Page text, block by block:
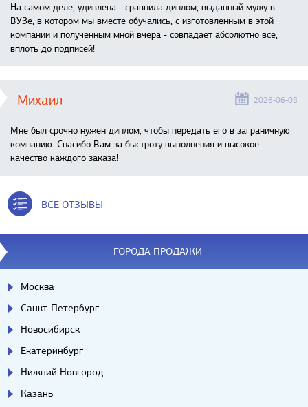
На самом деле, удивлена… сравнила диплом, выданный мужу в
ВУЗе, в котором мы вместе обучались, с изготовленным в этой
компании и полученным мной вчера - совпадает абсолютно все,
вплоть до подписей!
Михаил 2026-06-08
Мне был срочно нужен диплом, чтобы передать его в заграничную
компанию. Спасибо Вам за быстроту выполнения и высокое
качество каждого заказа!
ВСЕ ОТЗЫВЫ
ГОРОДА ПРОДАЖИ
Москва
Санкт-Петербург
Новосибирск
Екатеринбург
Нижний Новгород
Казань